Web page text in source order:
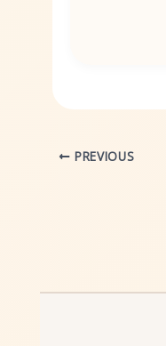
PREVIOUS